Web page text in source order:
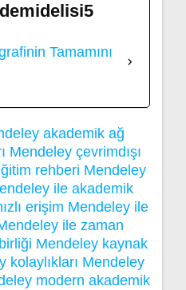
Tamamını
akademik ağ
Mendeley çevrimdışı
rehberi Mendeley
ile akademik
erişim Mendeley ile
ile zaman
Mendeley kaynak
kolaylıkları Mendeley
modern akademik